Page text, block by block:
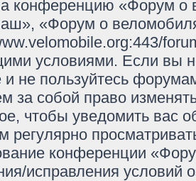
конференцию «Форум о
«Форум о
условиями. Если вы
и не пользуйтесь
за собой право
чтобы уведомить вас
регулярно
конференции
исправления условий